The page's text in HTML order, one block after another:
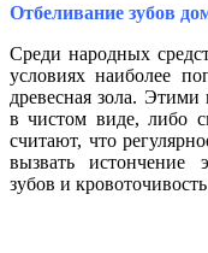
Отбеливание зубов
Среди народных
условиях наиболее
древесная зола.
в чистом виде, либо
считают, что
вызвать истончение
зубов и